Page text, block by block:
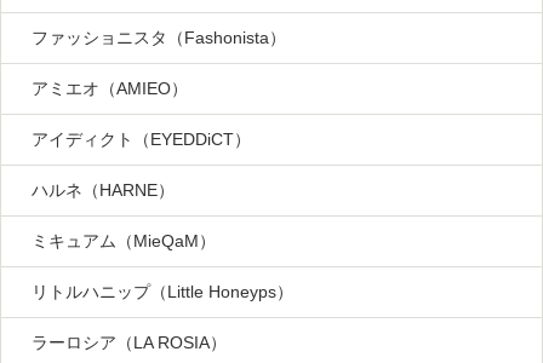
ファッショニスタ（Fashonista）
アミエオ（AMIEO）
アイディクト（EYEDDiCT）
ハルネ（HARNE）
ミキュアム（MieQaM）
リトルハニップ（Little Honeyps）
ラーロシア（LA ROSIA）